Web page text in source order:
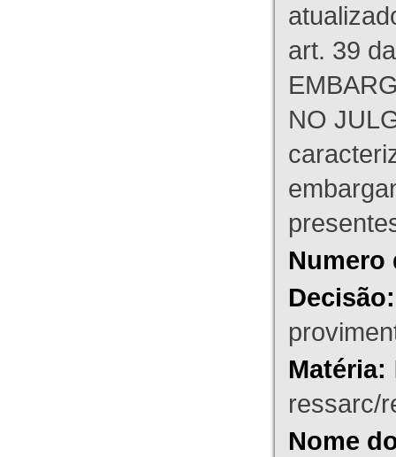
art. 39
NO
Numero
Decisão:
Matéria:
ressarc/
Nome